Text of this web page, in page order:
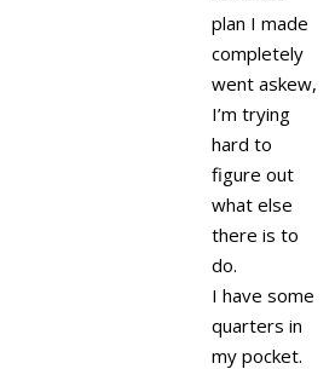
plan I made
completely
went askew,
I’m trying
hard to
figure out
what else
there is to
do.
I have some
quarters in
my pocket.